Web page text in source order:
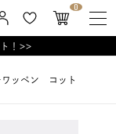
0
！>>
ワッペン コット